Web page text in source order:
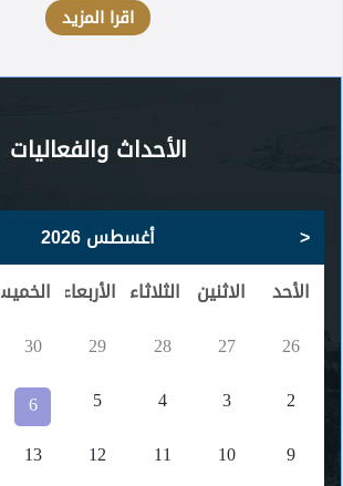
اقرا المزيد
الأحداث والفعاليات
أغسطس 2026
<
الأحد
الاثنين الثلاثاء الأربعاء الخميس
26
27
28
29
30
2
3
4
5
6
9
10
11
12
13